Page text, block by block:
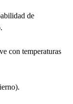
de
con temperaturas